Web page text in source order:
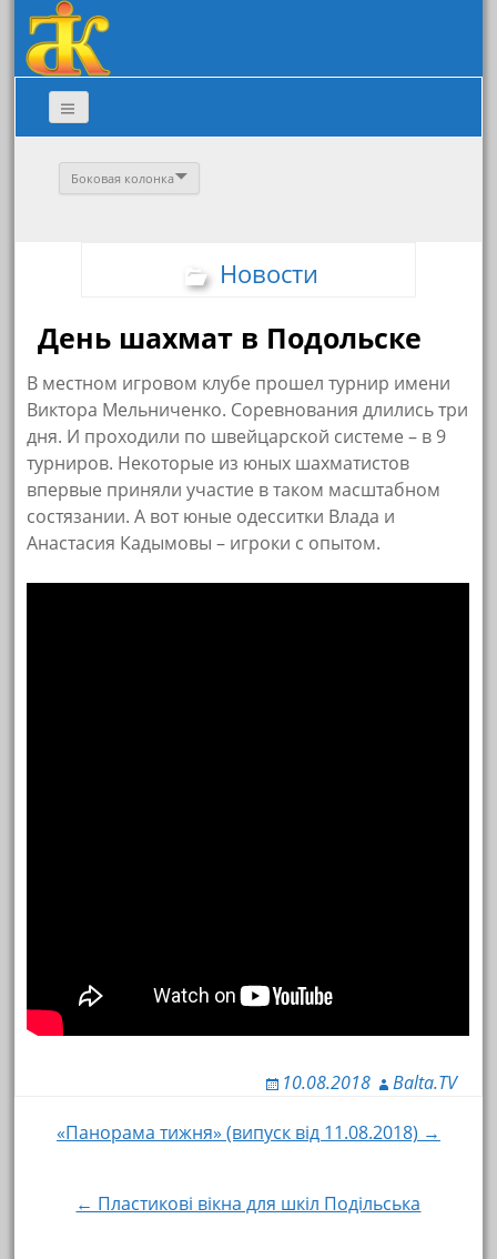
Боковая колонка
Новости
День шахмат в Подольске
В местном игровом клубе прошел турнир имени
Виктора Мельниченко. Соревнования длились три
дня. И проходили по швейцарской системе – в 9
турниров. Некоторые из юных шахматистов
впервые приняли участие в таком масштабном
состязании. А вот юные одесситки Влада и
Анастасия Кадымовы – игроки с опытом.
10.08.2018 Balta.TV
Навигация по записям
«Панорама тижня» (випуск від 11.08.2018) →
← Пластикові вікна для шкіл Подільська